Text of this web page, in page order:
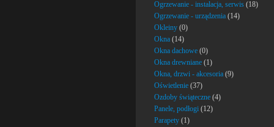
Ogrzewanie - instalacja, serwis (18)
Ogrzewanie - urządzenia (14)
Okleiny (0)
Okna (14)
Okna dachowe (0)
Okna drewniane (1)
Okna, drzwi - akcesoria (9)
Oświetlenie (37)
Ozdoby świąteczne (4)
Panele, podłogi (12)
Parapety (1)